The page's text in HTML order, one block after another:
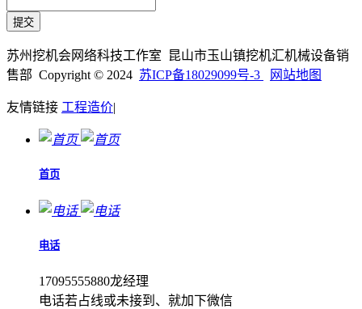
苏州挖机会网络科技工作室 昆山市玉山镇挖机汇机械设备销
售部 Copyright © 2024 苏ICP备18029099号-3 网站地图
友情链接 工程造价|
首页
电话
17095555880龙经理
电话若占线或未接到、就加下微信